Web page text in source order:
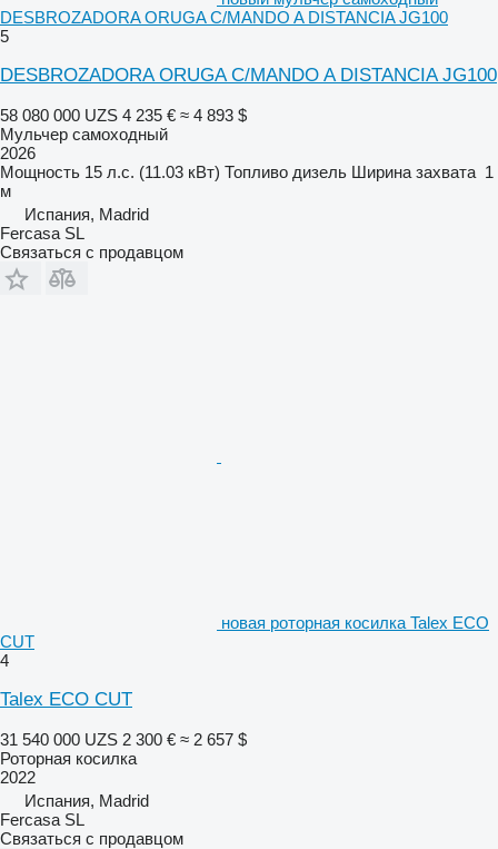
DESBROZADORA ORUGA C/MANDO A DISTANCIA JG100
5
DESBROZADORA ORUGA C/MANDO A DISTANCIA JG100
58 080 000 UZS 4 235 € ≈ 4 893 $
Мульчер самоходный
2026
Мощность 15 л.с. (11.03 кВт) Топливо дизель Ширина захвата 1
м
Испания, Madrid
Fercasa SL
Связаться с продавцом
новая роторная косилка Talex ECO
CUT
4
Talex ECO CUT
31 540 000 UZS 2 300 € ≈ 2 657 $
Роторная косилка
2022
Испания, Madrid
Fercasa SL
Связаться с продавцом